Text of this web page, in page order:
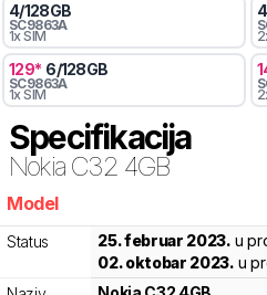
4/128GB
SC9863A
1x SIM
4
129* 6/128GB
SC9863A
1x SIM
Specifikacija
Nokia C32 4GB
Model
Status 25. februar 2023. u
02. oktobar 2023. u